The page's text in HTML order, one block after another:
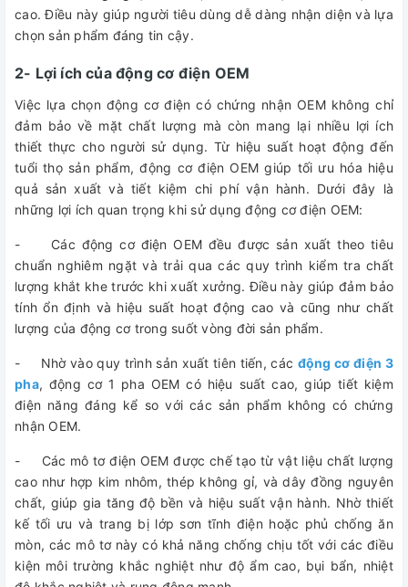
cao. Điều này giúp người tiêu dùng dễ dàng nhận diện và lựa
chọn sản phẩm đáng tin cậy.
2- Lợi ích của động cơ điện OEM
Việc lựa chọn động cơ điện có chứng nhận OEM không chỉ
đảm bảo về mặt chất lượng mà còn mang lại nhiều lợi ích
thiết thực cho người sử dụng. Từ hiệu suất hoạt động đến
tuổi thọ sản phẩm, động cơ điện OEM giúp tối ưu hóa hiệu
quả sản xuất và tiết kiệm chi phí vận hành. Dưới đây là
những lợi ích quan trọng khi sử dụng động cơ điện OEM:
- Các động cơ điện OEM đều được sản xuất theo tiêu
chuẩn nghiêm ngặt và trải qua các quy trình kiểm tra chất
lượng khắt khe trước khi xuất xưởng. Điều này giúp đảm bảo
tính ổn định và hiệu suất hoạt động cao và cũng như chất
lượng của động cơ trong suốt vòng đời sản phẩm.
- Nhờ vào quy trình sản xuất tiên tiến, các động cơ điện 3
pha, động cơ 1 pha OEM có hiệu suất cao, giúp tiết kiệm
điện năng đáng kể so với các sản phẩm không có chứng
nhận OEM.
- Các mô tơ điện OEM được chế tạo từ vật liệu chất lượng
cao như hợp kim nhôm, thép không gỉ, và dây đồng nguyên
chất, giúp gia tăng độ bền và hiệu suất vận hành. Nhờ thiết
kế tối ưu và trang bị lớp sơn tĩnh điện hoặc phủ chống ăn
mòn, các mô tơ này có khả năng chống chịu tốt với các điều
kiện môi trường khắc nghiệt như độ ẩm cao, bụi bẩn, nhiệt